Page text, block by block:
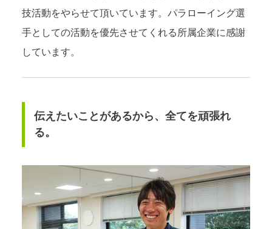
技活動をやらせて頂いています。パラローイング選
手としての活動を優先させてくれる所属企業に感謝
しています。
伝えたいことがあるから、全てを頑張れ
る。